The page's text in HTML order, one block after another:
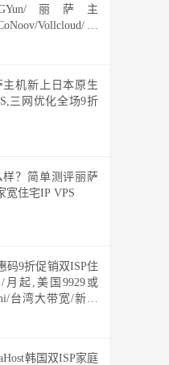
丽萨主
Vollcloud/快
/易探云/云米科技
主机新上日本原生
三网优化全场9折
样？简单测评丽萨
宽住宅IP VPS
码9折促销双ISP住
/月起,美国9929或
台湾大带宽/新加
原生IP
韩国双ISP家庭